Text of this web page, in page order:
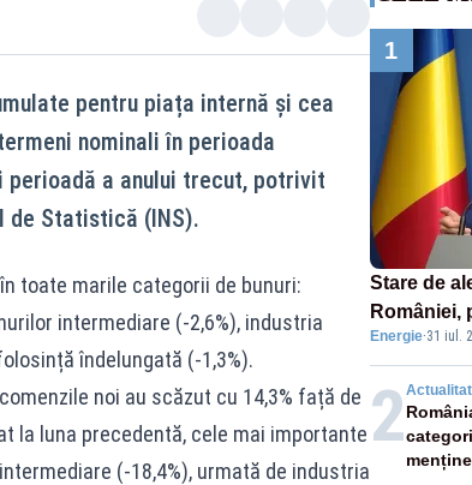
pentru piața internă și cea
nominali în perioada
a anului trecut, potrivit
de Statistică (INS).
toate marile categorii de bunuri:
intermediare (-2,6%), industria
îndelungată (-1,3%).
noi au scăzut cu 14,3% față de
la luna precedentă, cele mai importante
(-18,4%), urmată de industria
1
Stare de
României,
Bolojan a
restricții –
Energie·31 iul.
2